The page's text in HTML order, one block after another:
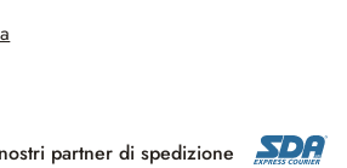
partner di spedizione